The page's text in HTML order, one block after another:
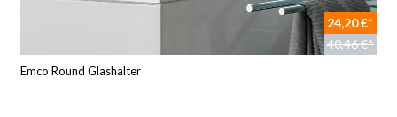
24,20 €*
40,46 €*
Emco Round Glashalter